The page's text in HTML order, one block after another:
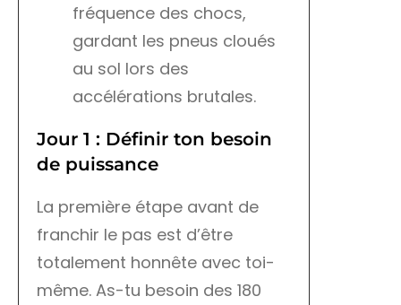
fréquence des chocs,
gardant les pneus cloués
au sol lors des
accélérations brutales.
Jour 1 : Définir ton besoin
de puissance
La première étape avant de
franchir le pas est d’être
totalement honnête avec toi-
même. As-tu besoin des 180